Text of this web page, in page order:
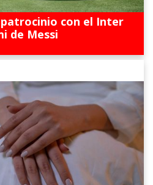
con el Inter
de Messi